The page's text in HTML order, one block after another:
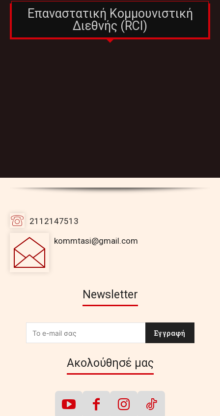
Επαναστατική Κομμουνιστική
Διεθνής (RCI)
2112147513
kommtasi@gmail.com
Newsletter
Εγγραφή
Ακολούθησέ μας